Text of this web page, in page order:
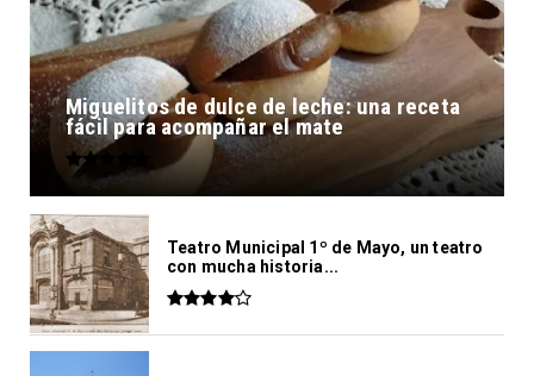
Miguelitos de dulce de leche: una receta
fácil para acompañar el mate
Teatro Municipal 1º de Mayo, un teatro
con mucha historia...